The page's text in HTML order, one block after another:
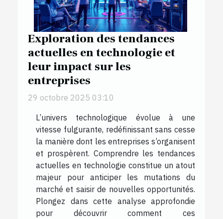
Exploration des tendances
actuelles en technologie et
leur impact sur les
entreprises
29 octobre 2025 03:10
L’univers technologique évolue à une
vitesse fulgurante, redéfinissant sans cesse
la manière dont les entreprises s’organisent
et prospèrent. Comprendre les tendances
actuelles en technologie constitue un atout
majeur pour anticiper les mutations du
marché et saisir de nouvelles opportunités.
Plongez dans cette analyse approfondie
pour découvrir comment ces